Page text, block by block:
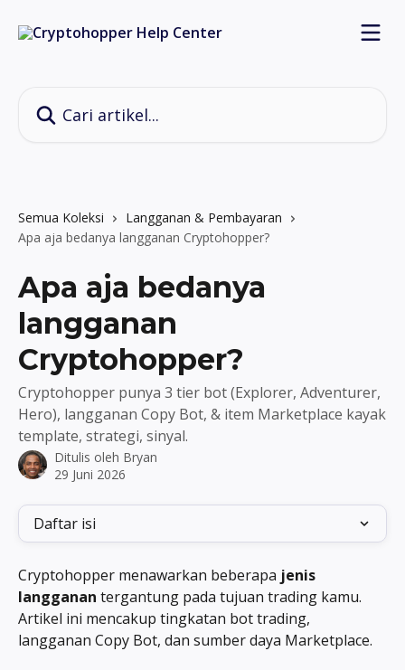
Semua Koleksi
Langganan & Pembayaran
Apa aja bedanya langganan Cryptohopper?
Apa aja bedanya
langganan
Cryptohopper?
Cryptohopper punya 3 tier bot (Explorer, Adventurer,
Hero), langganan Copy Bot, & item Marketplace kayak
template, strategi, sinyal.
Ditulis oleh Bryan
29 Juni 2026
Daftar isi
Cryptohopper menawarkan beberapa jenis
langganan tergantung pada tujuan trading kamu.
Artikel ini mencakup tingkatan bot trading,
langganan Copy Bot, dan sumber daya Marketplace.